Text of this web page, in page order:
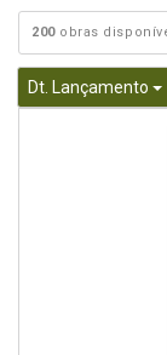
200obras
Dt. Lançamento